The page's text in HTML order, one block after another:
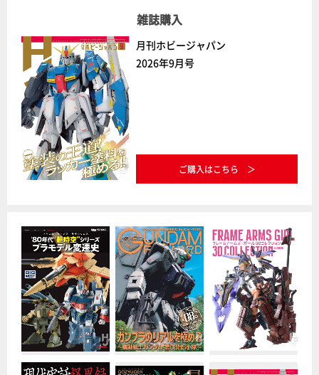
雑誌購入
月刊ホビージャパン
2026年9月号
ご購入はこちら